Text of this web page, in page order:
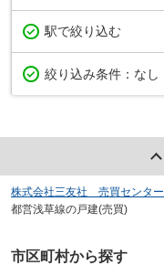
駅で絞り込む
絞り込み条件： なし
株式会社三友社 売買センター
都営浅草線の戸建(売買)
市区町村から探す